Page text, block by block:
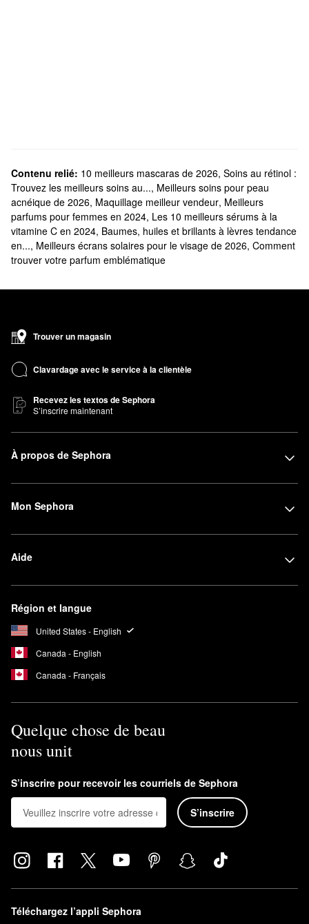
Contenu relié: 10 meilleurs mascaras de 2026, Soins au rétinol :
Trouvez les meilleurs soins au..., Meilleurs soins pour peau
acnéique de 2026, Maquillage meilleur vendeur, Meilleurs
parfums pour femmes en 2024, Les 10 meilleurs sérums à la
vitamine C en 2024, Baumes, huiles et brillants à lèvres tendance
en..., Meilleurs écrans solaires pour le visage de 2026, Comment
trouver votre parfum emblématique
Trouver un magasin
Clavardage avec le service à la clientèle
Recevez les textos de Sephora
S’inscrire maintenant
À propos de Sephora
Mon Sephora
Aide
Région et langue
United States - English
Canada - English
Canada - Français
Quelque chose de beau
nous unit
S’inscrire pour recevoir les courriels de Sephora
S’inscrire
Téléchargez l’appli Sephora